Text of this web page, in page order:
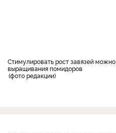
Стимулировать рост завязей можно, отрегулировав условия
выращивания помидоров
фото редакции